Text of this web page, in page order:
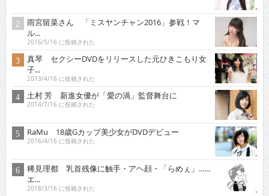
雨宮留菜さん 「ミスヤンチャン2016」参戦！マ
ル...
2016/5/16 に投稿された
真琴 セクシーDVDをリリースした元ひきこもり女
子...
2013/4/16 に投稿された
土村 芳 新進女優が「愛の渦」監督舞台に
2014/7/16 に投稿された
RaMu 18歳Gカップ美少女がDVDデビュー
2016/4/16 に投稿された
稀見理都 乳首残像に触手・アヘ顔・「らめぇ」……
エ...
2018/3/16 に投稿された